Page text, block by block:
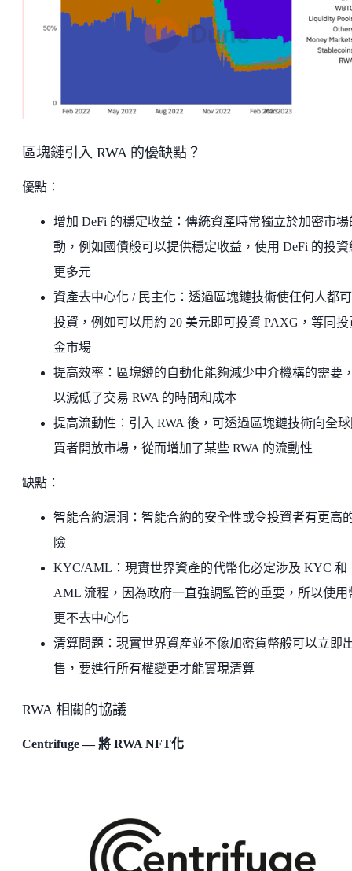
區塊鏈引入 RWA 的優缺點？
優點：
增加 DeFi 的穩定收益：傳統資產時常獨立於加密市場
動，例如國債般可以提供穩定收益，使用 DeFi 的投資
更多元
資產去中心化 / 民主化：透過區塊鏈技術使任何人都
投資，例如可以用約 20 美元即可投資 PAXG，等同投
金市場
提高效率：區塊鏈的自動化能夠減少中介機構的需要
以減低了交易 RWA 的時間和成本
提高流動性：引入 RWA 後，可透過區塊鏈技術向全
買者開放市場，從而增加了某些 RWA 的流動性
缺點：
智能合約漏洞：智能合約的安全性或令投資者有更高
險
KYC/AML：現實世界資產的代幣化必定涉及 KYC 和
AML 流程，因為政府一直強調監管的重要，所以使用
更不去中心化
清算問題：現實世界資產並不像加密貨幣般可以立即
售，要進行所有權變更才能實現清算
RWA 相關的協議
Centrifuge — 將 RWA NFT化